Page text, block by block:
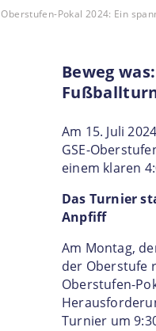
Oberstufen-Pokal 2024: Ein
Beweg
Am 15. Juli
GSE-
einem klaren
Das Turnier
Anpfiff
Am Montag,
der Oberstufe
Oberstufen-
Turnier um